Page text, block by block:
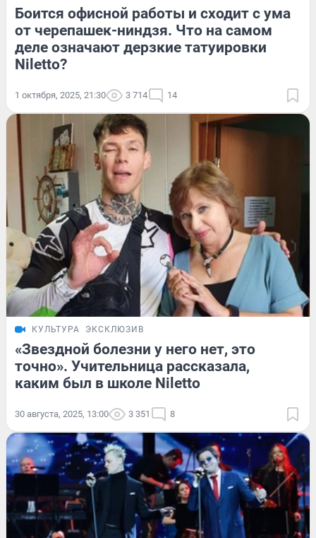
Боится офисной работы и сходит с ума
от черепашек-ниндзя. Что на самом
деле означают дерзкие татуировки
Niletto?
1 октября, 2025, 21:30 3 714 14
КУЛЬТУРА ЭКСКЛЮЗИВ
«Звездной болезни у него нет, это
точно». Учительница рассказала,
каким был в школе Niletto
30 августа, 2025, 13:00 3 351 8